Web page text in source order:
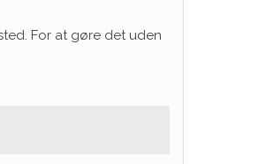
For at gøre det uden